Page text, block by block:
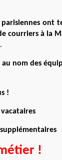
parisiennes ont
courriers à la
nom des
!
!